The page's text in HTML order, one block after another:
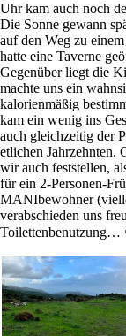
Uhr kam auch noch
Die Sonne gewann
auf den Weg zu
hatte eine Taverne
Gegenüber liegt die
machte uns ein
kalorienmäßig
kam ein wenig ins
auch gleichzeitig der
etlichen Jahrzehnten.
wir auch feststellen,
für ein 2-Personen-
MANIbewohner
verabschieden uns
Toilettenbenutzung…